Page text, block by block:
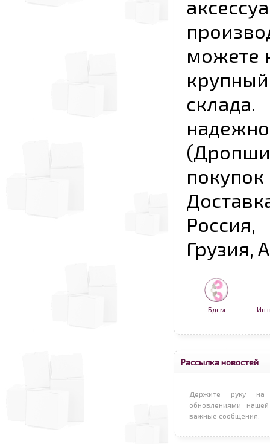
можете
Грузия,
Бдсм
Рассылка новостей
Держите руку на
обновлениями
важные сообщения.